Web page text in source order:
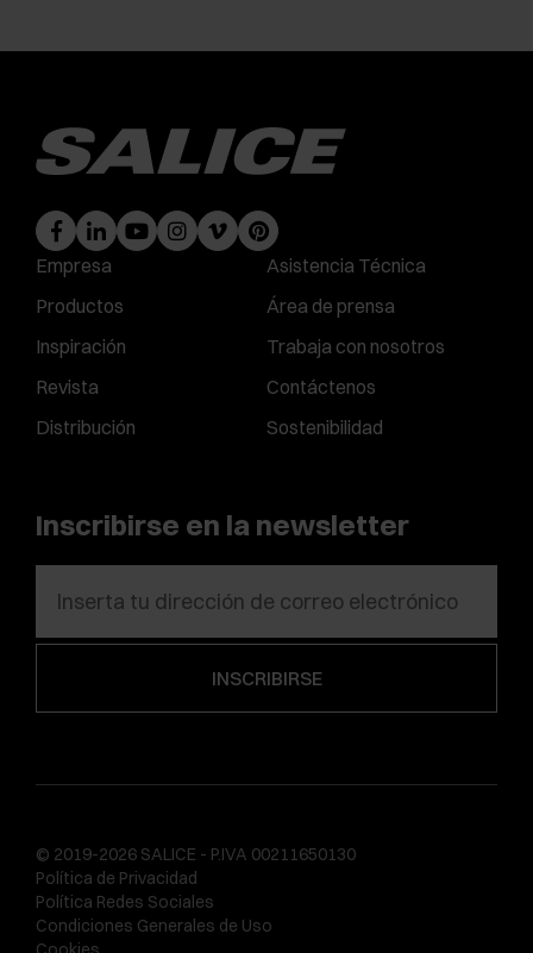
Empresa
Productos
Inspiración
Revista
Distribución
Asistencia Técnica
Área de prensa
Trabaja con nosotros
Contáctenos
Sostenibilidad
Inscribirse en la newsletter
© 2019-2026 SALICE - P.IVA 00211650130
Política de Privacidad
Política Redes Sociales
Condiciones Generales de Uso